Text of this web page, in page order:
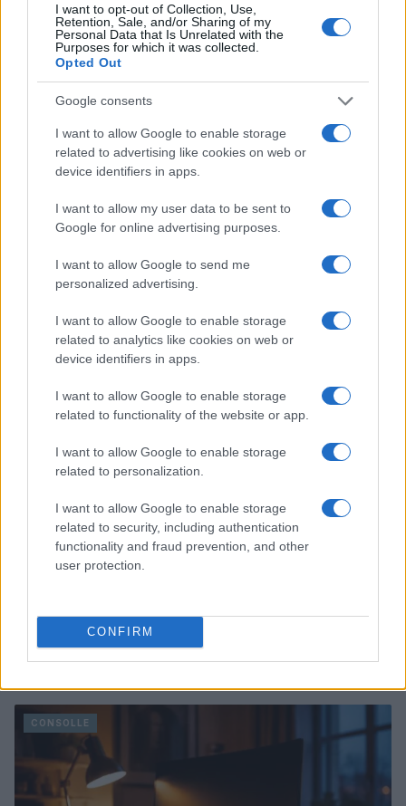
I want to opt-out of Collection, Use,
Retention, Sale, and/or Sharing of my
Personal Data that Is Unrelated with the
Purposes for which it was collected.
Opted Out
Google consents
I want to allow Google to enable storage
related to advertising like cookies on web or
device identifiers in apps.
I want to allow my user data to be sent to
Google for online advertising purposes.
I want to allow Google to send me
personalized advertising.
I want to allow Google to enable storage
related to analytics like cookies on web or
device identifiers in apps.
I want to allow Google to enable storage
related to functionality of the website or app.
I want to allow Google to enable storage
related to personalization.
I want to allow Google to enable storage
related to security, including authentication
functionality and fraud prevention, and other
user protection.
CONFIRM
Continua a leggere
CONSOLLE
ROG Strix e ROG Swift: le nuove frontiere del gaming
competitivo
CONSOLLE